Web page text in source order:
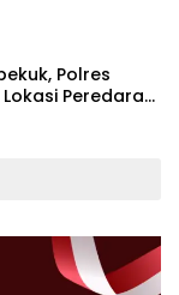
Polres
Peredaran